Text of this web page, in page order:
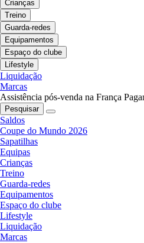
Crianças
Treino
Guarda-redes
Equipamentos
Espaço do clube
Lifestyle
Liquidação
Marcas
Assistência pós-venda na França
Pesquisar
Saldos
Coupe do Mundo 2026
Sapatilhas
Equipas
Crianças
Treino
Guarda-redes
Equipamentos
Espaço do clube
Lifestyle
Liquidação
Marcas